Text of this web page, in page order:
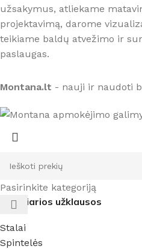
užsakymus, atliekame
projektavimą, darome
teikiame baldų atvežimo ir
paslaugas.
Montana.lt - nauji ir naudoti
Pasirinkite kategoriją
Populiarios užklausos
Stalai
Spintelės